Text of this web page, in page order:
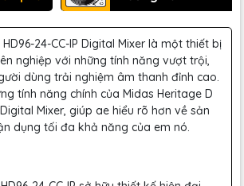
24-CC-IP Digital Mixer là một thiết bị
nghiệp với những tính năng vượt trội,
dùng trải nghiệm âm thanh đỉnh cao.
tính năng chính của Midas Heritage D
Digital Mixer, giúp ae hiểu rõ hơn về sản
dụng tối đa khả năng của em nó.